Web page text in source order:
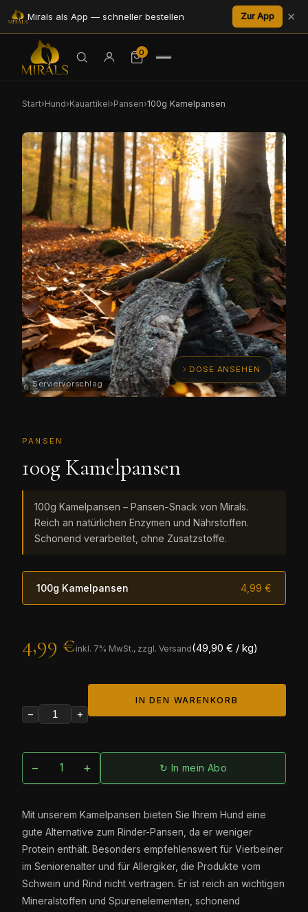
Mirals als App — schneller bestellen Zur App ✕
0
Start›Hund›Kauartikel›Pansen›100g Kamelpansen
DOSE ANSEHEN
PANSEN
100g Kamelpansen
100g Kamelpansen – Pansen-Snack von Mirals.
Reich an natürlichen Enzymen und Nährstoffen.
Schonend verarbeitet, ohne Zusatzstoffe.
100g Kamelpansen 4,99 €
4,99 € inkl. 7% MwSt., zzgl. Versand(49,90 € / kg)
− +
IN DEN WARENKORB
− + ↻ In mein Abo
Mit unserem Kamelpansen bieten Sie Ihrem Hund eine
gute Alternative zum Rinder-Pansen, da er weniger
Protein enthält. Besonders empfehlenswert für Vierbeiner
im Seniorenalter und für Allergiker, die Produkte vom
Schwein und Rind nicht vertragen. Er ist reich an wichtigen
Mineralstoffen und Spurenelementen, schonend